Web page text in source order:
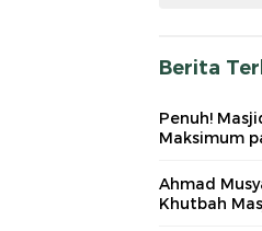
Berita
Penuh!
Maksimum
Ahmad
Khutbah